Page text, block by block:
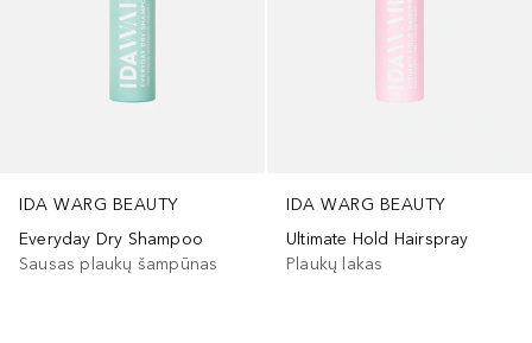
IDA WARG BEAUTY
Everyday Dry Shampoo
Sausas plaukų šampūnas
IDA WARG BEAUTY
Ultimate Hold Hairspray
Plaukų lakas